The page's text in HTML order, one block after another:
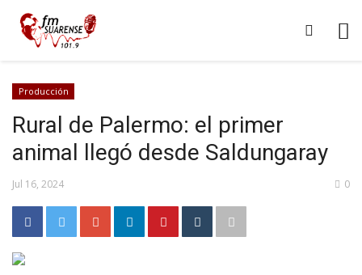
Producción
Rural de Palermo: el primer
animal llegó desde Saldungaray
Jul 16, 2024 0